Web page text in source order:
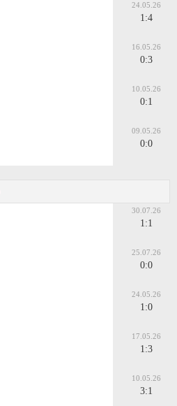
24.05.26
1:4
16.05.26
0:3
10.05.26
0:1
09.05.26
0:0
30.07.26
1:1
25.07.26
0:0
24.05.26
1:0
17.05.26
1:3
10.05.26
3:1